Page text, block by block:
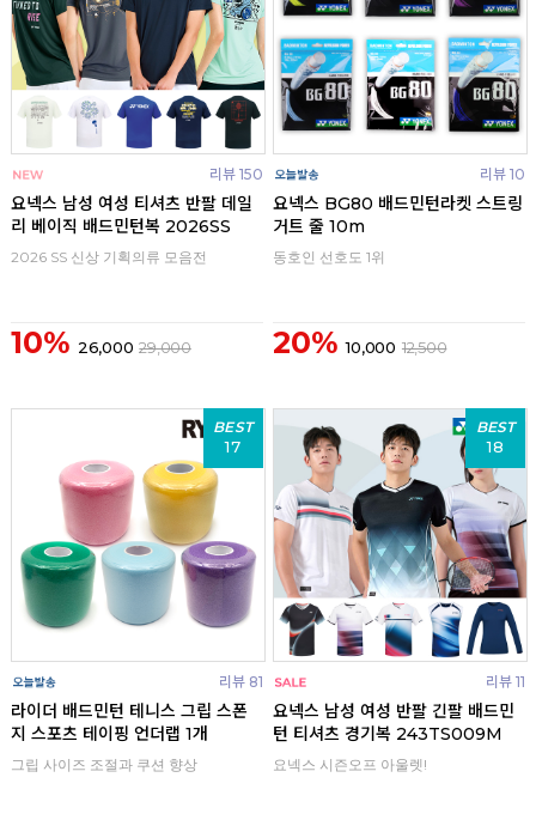
리뷰 150
요넥스 남성 여성 티셔츠 반팔 데일
리 베이직 배드민턴복 2026SS
2026 SS 신상 기획의류 모음전
10% 26,000 29,000
리뷰 10
요넥스 BG80 배드민턴라켓 스트링
거트 줄 10m
동호인 선호도 1위
20% 10,000 12,500
BEST
17
리뷰 81
라이더 배드민턴 테니스 그립 스폰
지 스포츠 테이핑 언더랩 1개
그립 사이즈 조절과 쿠션 향상
BEST
18
리뷰 11
요넥스 남성 여성 반팔 긴팔 배드민
턴 티셔츠 경기복 243TS009M
요넥스 시즌오프 아울렛!